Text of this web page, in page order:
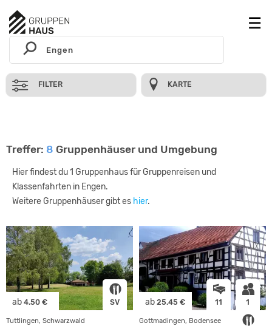
FILTER KARTE
Treffer: 8 Gruppenhäuser und Umgebung
Hier findest du 1 Gruppenhaus für Gruppenreisen und
Klassenfahrten in Engen.
Weitere Gruppenhäuser gibt es hier.
ab 4.50 € SV
Tuttlingen, Schwarzwald
ab 25.45 € 11 1
Gottmadingen, Bodensee